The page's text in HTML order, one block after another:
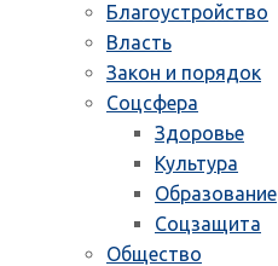
Благоустройство
Власть
Закон и порядок
Соцсфера
Здоровье
Культура
Образование
Соцзащита
Общество